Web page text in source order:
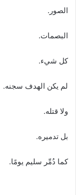
الصور.
البصمات.
كل شيء.
لم يكن الهدف سجنه.
ولا قتله.
بل تدميره.
كما دُمِّر سليم يومًا.